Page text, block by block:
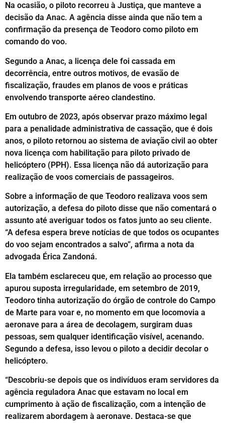
Na ocasião, o piloto recorreu à Justiça, que manteve a
decisão da Anac. A agência disse ainda que não tem a
confirmação da presença de Teodoro como piloto em
comando do voo.
Segundo a Anac, a licença dele foi cassada em
decorrência, entre outros motivos, de evasão de
fiscalização, fraudes em planos de voos e práticas
envolvendo transporte aéreo clandestino.
Em outubro de 2023, após observar prazo máximo legal
para a penalidade administrativa de cassação, que é dois
anos, o piloto retornou ao sistema de aviação civil ao obter
nova licença com habilitação para piloto privado de
helicóptero (PPH). Essa licença não dá autorização para
realização de voos comerciais de passageiros.
Sobre a informação de que Teodoro realizava voos sem
autorização, a defesa do piloto disse que não comentará o
assunto até averiguar todos os fatos junto ao seu cliente.
“A defesa espera breve notícias de que todos os ocupantes
do voo sejam encontrados a salvo”, afirma a nota da
advogada Érica Zandoná.
Ela também esclareceu que, em relação ao processo que
apurou suposta irregularidade, em setembro de 2019,
Teodoro tinha autorização do órgão de controle do Campo
de Marte para voar e, no momento em que locomovia a
aeronave para a área de decolagem, surgiram duas
pessoas, sem qualquer identificação visível, acenando.
Segundo a defesa, isso levou o piloto a decidir decolar o
helicóptero.
“Descobriu-se depois que os indivíduos eram servidores da
agência reguladora Anac que estavam no local em
cumprimento à ação de fiscalização, com a intenção de
realizarem abordagem à aeronave. Destaca-se que